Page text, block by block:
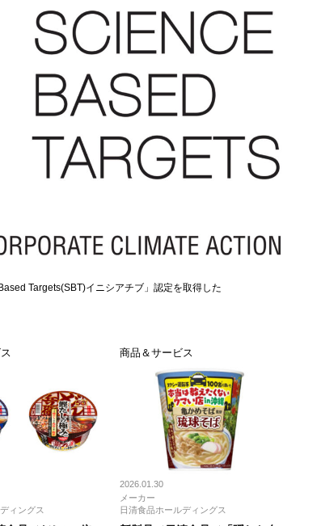
Targets(SBT)イニシアチブ」認定を取得した
ィングス
商品＆サービス
2026.01.30
メーカー
日清食品ホールディングス